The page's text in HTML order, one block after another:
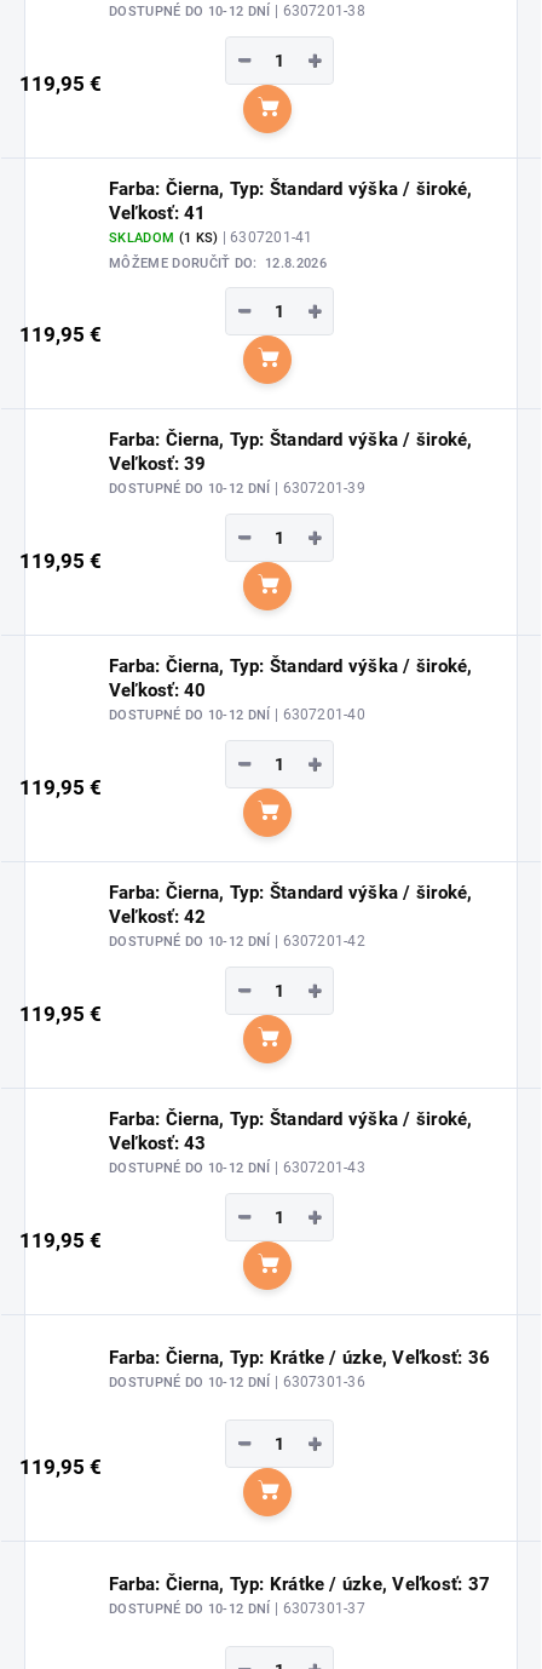
DOSTUPNÉ DO 10-12 DNÍ | 6307201-38
119,95 €
+
−
Do košíka
Farba: Čierna, Typ: Štandard výška / široké,
Veľkosť: 41
SKLADOM (1 KS) | 6307201-41
MÔŽEME DORUČIŤ DO: 12.8.2026
119,95 €
+
−
Do košíka
Farba: Čierna, Typ: Štandard výška / široké,
Veľkosť: 39
DOSTUPNÉ DO 10-12 DNÍ | 6307201-39
119,95 €
+
−
Do košíka
Farba: Čierna, Typ: Štandard výška / široké,
Veľkosť: 40
DOSTUPNÉ DO 10-12 DNÍ | 6307201-40
119,95 €
+
−
Do košíka
Farba: Čierna, Typ: Štandard výška / široké,
Veľkosť: 42
DOSTUPNÉ DO 10-12 DNÍ | 6307201-42
119,95 €
+
−
Do košíka
Farba: Čierna, Typ: Štandard výška / široké,
Veľkosť: 43
DOSTUPNÉ DO 10-12 DNÍ | 6307201-43
119,95 €
+
−
Do košíka
Farba: Čierna, Typ: Krátke / úzke, Veľkosť: 36
DOSTUPNÉ DO 10-12 DNÍ | 6307301-36
119,95 €
+
−
Do košíka
Farba: Čierna, Typ: Krátke / úzke, Veľkosť: 37
DOSTUPNÉ DO 10-12 DNÍ | 6307301-37